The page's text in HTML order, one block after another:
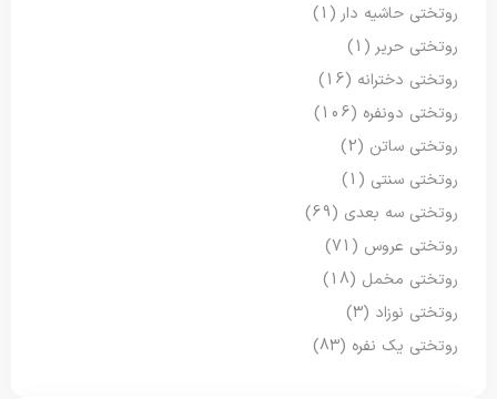
روتختی حاشیه دار(1)
روتختی حریر(1)
روتختی دخترانه (16)
روتختی دونفره (106)
روتختی ساتن (2)
روتختی سنتی (1)
روتختی سه بعدی (69)
روتختی عروس (71)
روتختی مخمل (18)
روتختی نوزاد (3)
روتختی یک نفره (83)